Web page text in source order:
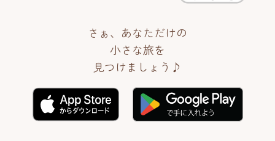
さぁ、あなただけの
小さな旅を
見つけましょう♪